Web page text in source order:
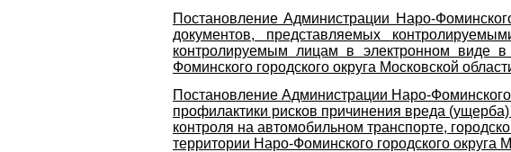
Постановление Администрации Наро-
документов, представляемых
контролируемым лицам в электронном виде
Фоминского городского округа Московской
Постановление Администрации Наро-
профилактики рисков причинения вреда
контроля на автомобильном транспорте,
территории Наро-Фоминского городского округа